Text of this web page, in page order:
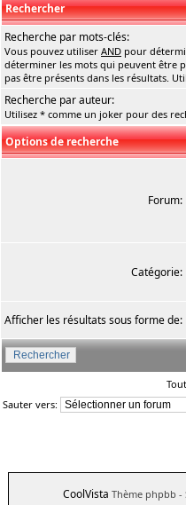
Rechercher
Recherche par mots-clés:
Vous pouvez utiliser AND pour
déterminer les mots qui peuvent être
pas être présents dans les résultats.
Recherche par auteur:
Utilisez * comme un joker pour des
Options de recherche
Forum:
Catégorie:
Afficher les résultats sous forme de:
Sauter vers:
CoolVista Thème phpbb -